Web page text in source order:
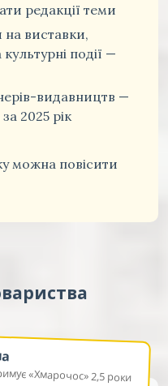
редакції теми
виставки,
події —
видавництв —
2025 рік
можна повісити
«Хмарочос» 2,5 роки